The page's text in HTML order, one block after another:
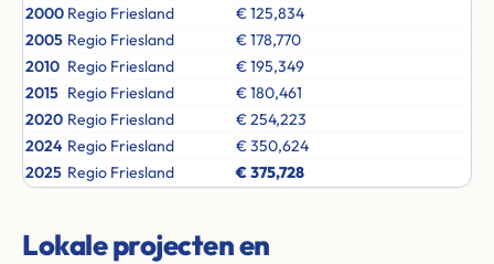
2000 Regio Friesland
€ 125,834
2005 Regio Friesland
€ 178,770
2010 Regio Friesland
€ 195,349
2015 Regio Friesland
€ 180,461
2020 Regio Friesland
€ 254,223
2024 Regio Friesland
€ 350,624
2025 Regio Friesland € 375,728
Lokale projecten en